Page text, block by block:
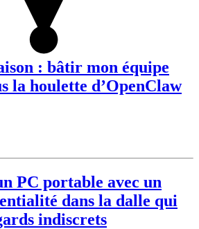
: bâtir mon équipe
la houlette d’OpenClaw
PC portable avec un
dans la dalle qui
indiscrets